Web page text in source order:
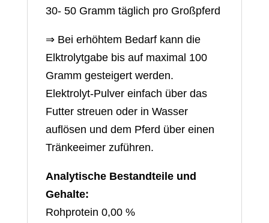
30- 50 Gramm täglich pro Großpferd
⇒ Bei erhöhtem Bedarf kann die
Elktrolytgabe bis auf maximal 100
Gramm gesteigert werden.
Elektrolyt-Pulver einfach über das
Futter streuen oder in Wasser
auflösen und dem Pferd über einen
Tränkeeimer zuführen.
Analytische Bestandteile und
Gehalte:
Rohprotein 0,00 %